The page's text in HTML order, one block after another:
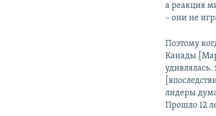
а реакция
– они не
Поэтому
Канады
лидеры
Прошло 12